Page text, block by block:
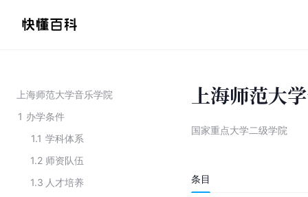
上海师范大学音乐学院
1 办学条件
1.1 学科体系
1.2 师资队伍
1.3 人才培养
上海师范大
国家重点大学二级学院
条目